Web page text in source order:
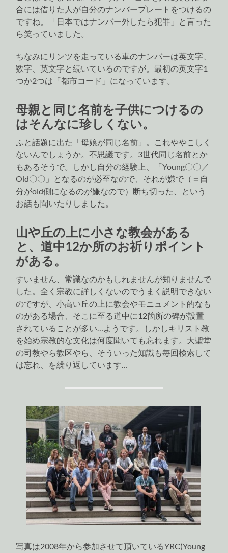
合には借りた人が自分のナンバープレートをつけるの
ですね。「日本ではナンバー外したら犯罪」と言った
ら笑っていました。
ちなみにリンツを走っている車のナンバーは英文字、
数字、英文字と続いているのですが。最初の英文字1
つか2つは「都市コード」になっています。
母親と同じ名前を子供につけるの
はそんなに珍しくない。
ふと話題に出た「母娘が同じ名前」。これややこしく
ないんでしょうか。不思議です。3世代同じ名前とか
もあるそうで。しかし自分の経験上、「Young〇〇／
Old〇〇」となるのが必至なので、それが嫌で（＝自
分がold側になるのが嫌なので）断ち切った、という
お話も聞いたりしました。
山や丘の上に小さな教会がある
と、道中12か所のお祈りポイント
がある。
すいません、常識なのかもしれませんが知りませんで
した。全く宗教に詳しくないのでうまく説明できない
のですが、小高い丘の上に教会やモニュメント的なも
のがある場合、そこに至る道中に12箇所の碑が設置
されていることが多い…ようです。しかしキリスト教
を始め宗教的な文化は何度聞いても忘れます。大聖堂
の司教やら教区やら、そういった知識も毎回検索して
は忘れ、を繰り返しています…
写真は2008年から参加させて頂いているYRC(Young